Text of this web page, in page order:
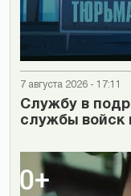
7 августа 2026 - 17:11
Cлужбу в
службы войск